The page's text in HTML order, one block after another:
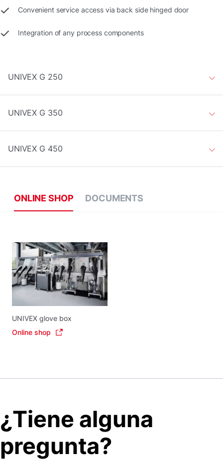
Convenient service access via back side hinged door
Integration of any process components
UNIVEX G 250
UNIVEX G 350
UNIVEX G 450
ONLINE SHOP DOCUMENTS
UNIVEX glove box
Online shop
¿Tiene alguna
pregunta?